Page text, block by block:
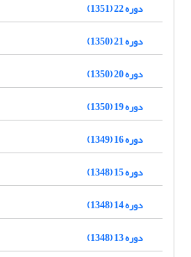
دوره 22 (1351)
دوره 21 (1350)
دوره 20 (1350)
دوره 19 (1350)
دوره 16 (1349)
دوره 15 (1348)
دوره 14 (1348)
دوره 13 (1348)